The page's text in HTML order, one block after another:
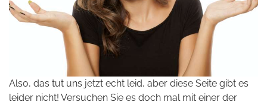
Also, das tut uns jetzt echt leid, aber diese Seite gibt es
leider nicht! Versuchen Sie es doch mal mit einer der